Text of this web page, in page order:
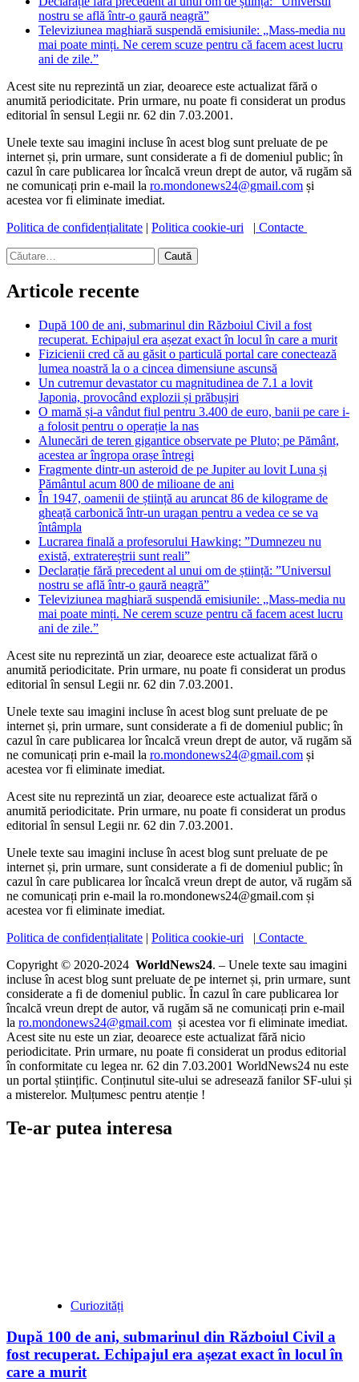
nostru se află într-o gaură neagră”
Televiziunea maghiară suspendă emisiunile: „Mass-media nu
mai poate minți. Ne cerem scuze pentru că facem acest lucru
ani de zile.”
Acest site nu reprezintă un ziar, deoarece este actualizat fără o
anumită periodicitate. Prin urmare, nu poate fi considerat un produs
editorial în sensul Legii nr. 62 din 7.03.2001.
Unele texte sau imagini incluse în acest blog sunt preluate de pe
internet și, prin urmare, sunt considerate a fi de domeniul public; în
cazul în care publicarea lor încalcă vreun drept de autor, vă rugăm să
ne comunicați prin e-mail la ro.mondonews24@gmail.com și
acestea vor fi eliminate imediat.
Politica de confidențialitate | Politica cookie-uri | Contacte
Caută
după:
Articole recente
După 100 de ani, submarinul din Războiul Civil a fost
recuperat. Echipajul era așezat exact în locul în care a murit
Fizicienii cred că au găsit o particulă portal care conectează
lumea noastră la o a cincea dimensiune ascunsă
Un cutremur devastator cu magnitudinea de 7.1 a lovit
Japonia, provocând explozii și prăbușiri
O mamă și-a vândut fiul pentru 3.400 de euro, banii pe care i-
a folosit pentru o operație la nas
Alunecări de teren gigantice observate pe Pluto; pe Pământ,
acestea ar îngropa orașe întregi
Fragmente dintr-un asteroid de pe Jupiter au lovit Luna și
Pământul acum 800 de milioane de ani
În 1947, oamenii de știință au aruncat 86 de kilograme de
gheață carbonică într-un uragan pentru a vedea ce se va
întâmpla
Lucrarea finală a profesorului Hawking: ”Dumnezeu nu
există, extratereștrii sunt reali”
Declarație fără precedent al unui om de știință: ”Universul
nostru se află într-o gaură neagră”
Televiziunea maghiară suspendă emisiunile: „Mass-media nu
mai poate minți. Ne cerem scuze pentru că facem acest lucru
ani de zile.”
Acest site nu reprezintă un ziar, deoarece este actualizat fără o
anumită periodicitate. Prin urmare, nu poate fi considerat un produs
editorial în sensul Legii nr. 62 din 7.03.2001.
Unele texte sau imagini incluse în acest blog sunt preluate de pe
internet și, prin urmare, sunt considerate a fi de domeniul public; în
cazul în care publicarea lor încalcă vreun drept de autor, vă rugăm să
ne comunicați prin e-mail la ro.mondonews24@gmail.com și
acestea vor fi eliminate imediat.
Acest site nu reprezintă un ziar, deoarece este actualizat fără o
anumită periodicitate. Prin urmare, nu poate fi considerat un produs
editorial în sensul Legii nr. 62 din 7.03.2001.
Unele texte sau imagini incluse în acest blog sunt preluate de pe
internet și, prin urmare, sunt considerate a fi de domeniul public; în
cazul în care publicarea lor încalcă vreun drept de autor, vă rugăm să
ne comunicați prin e-mail la ro.mondonews24@gmail.com și
acestea vor fi eliminate imediat.
Politica de confidențialitate | Politica cookie-uri | Contacte
Copyright © 2020-2024 WorldNews24. – Unele texte sau imagini
incluse în acest blog sunt preluate de pe internet și, prin urmare, sunt
considerate a fi de domeniul public. În cazul în care publicarea lor
încalcă vreun drept de autor, vă rugăm să ne comunicați prin e-mail
la ro.mondonews24@gmail.com și acestea vor fi eliminate imediat.
Acest site nu este un ziar, deoarece este actualizat fără nicio
periodicitate. Prin urmare, nu poate fi considerat un produs editorial
în conformitate cu legea nr. 62 din 7.03.2001 WorldNews24 nu este
un portal științific. Conținutul site-ului se adresează fanilor SF-ului și
a misterelor. Mulțumesc pentru atenție !
Te-ar putea interesa
Curiozități
După 100 de ani, submarinul din Războiul Civil a
fost recuperat. Echipajul era așezat exact în locul în
care a murit